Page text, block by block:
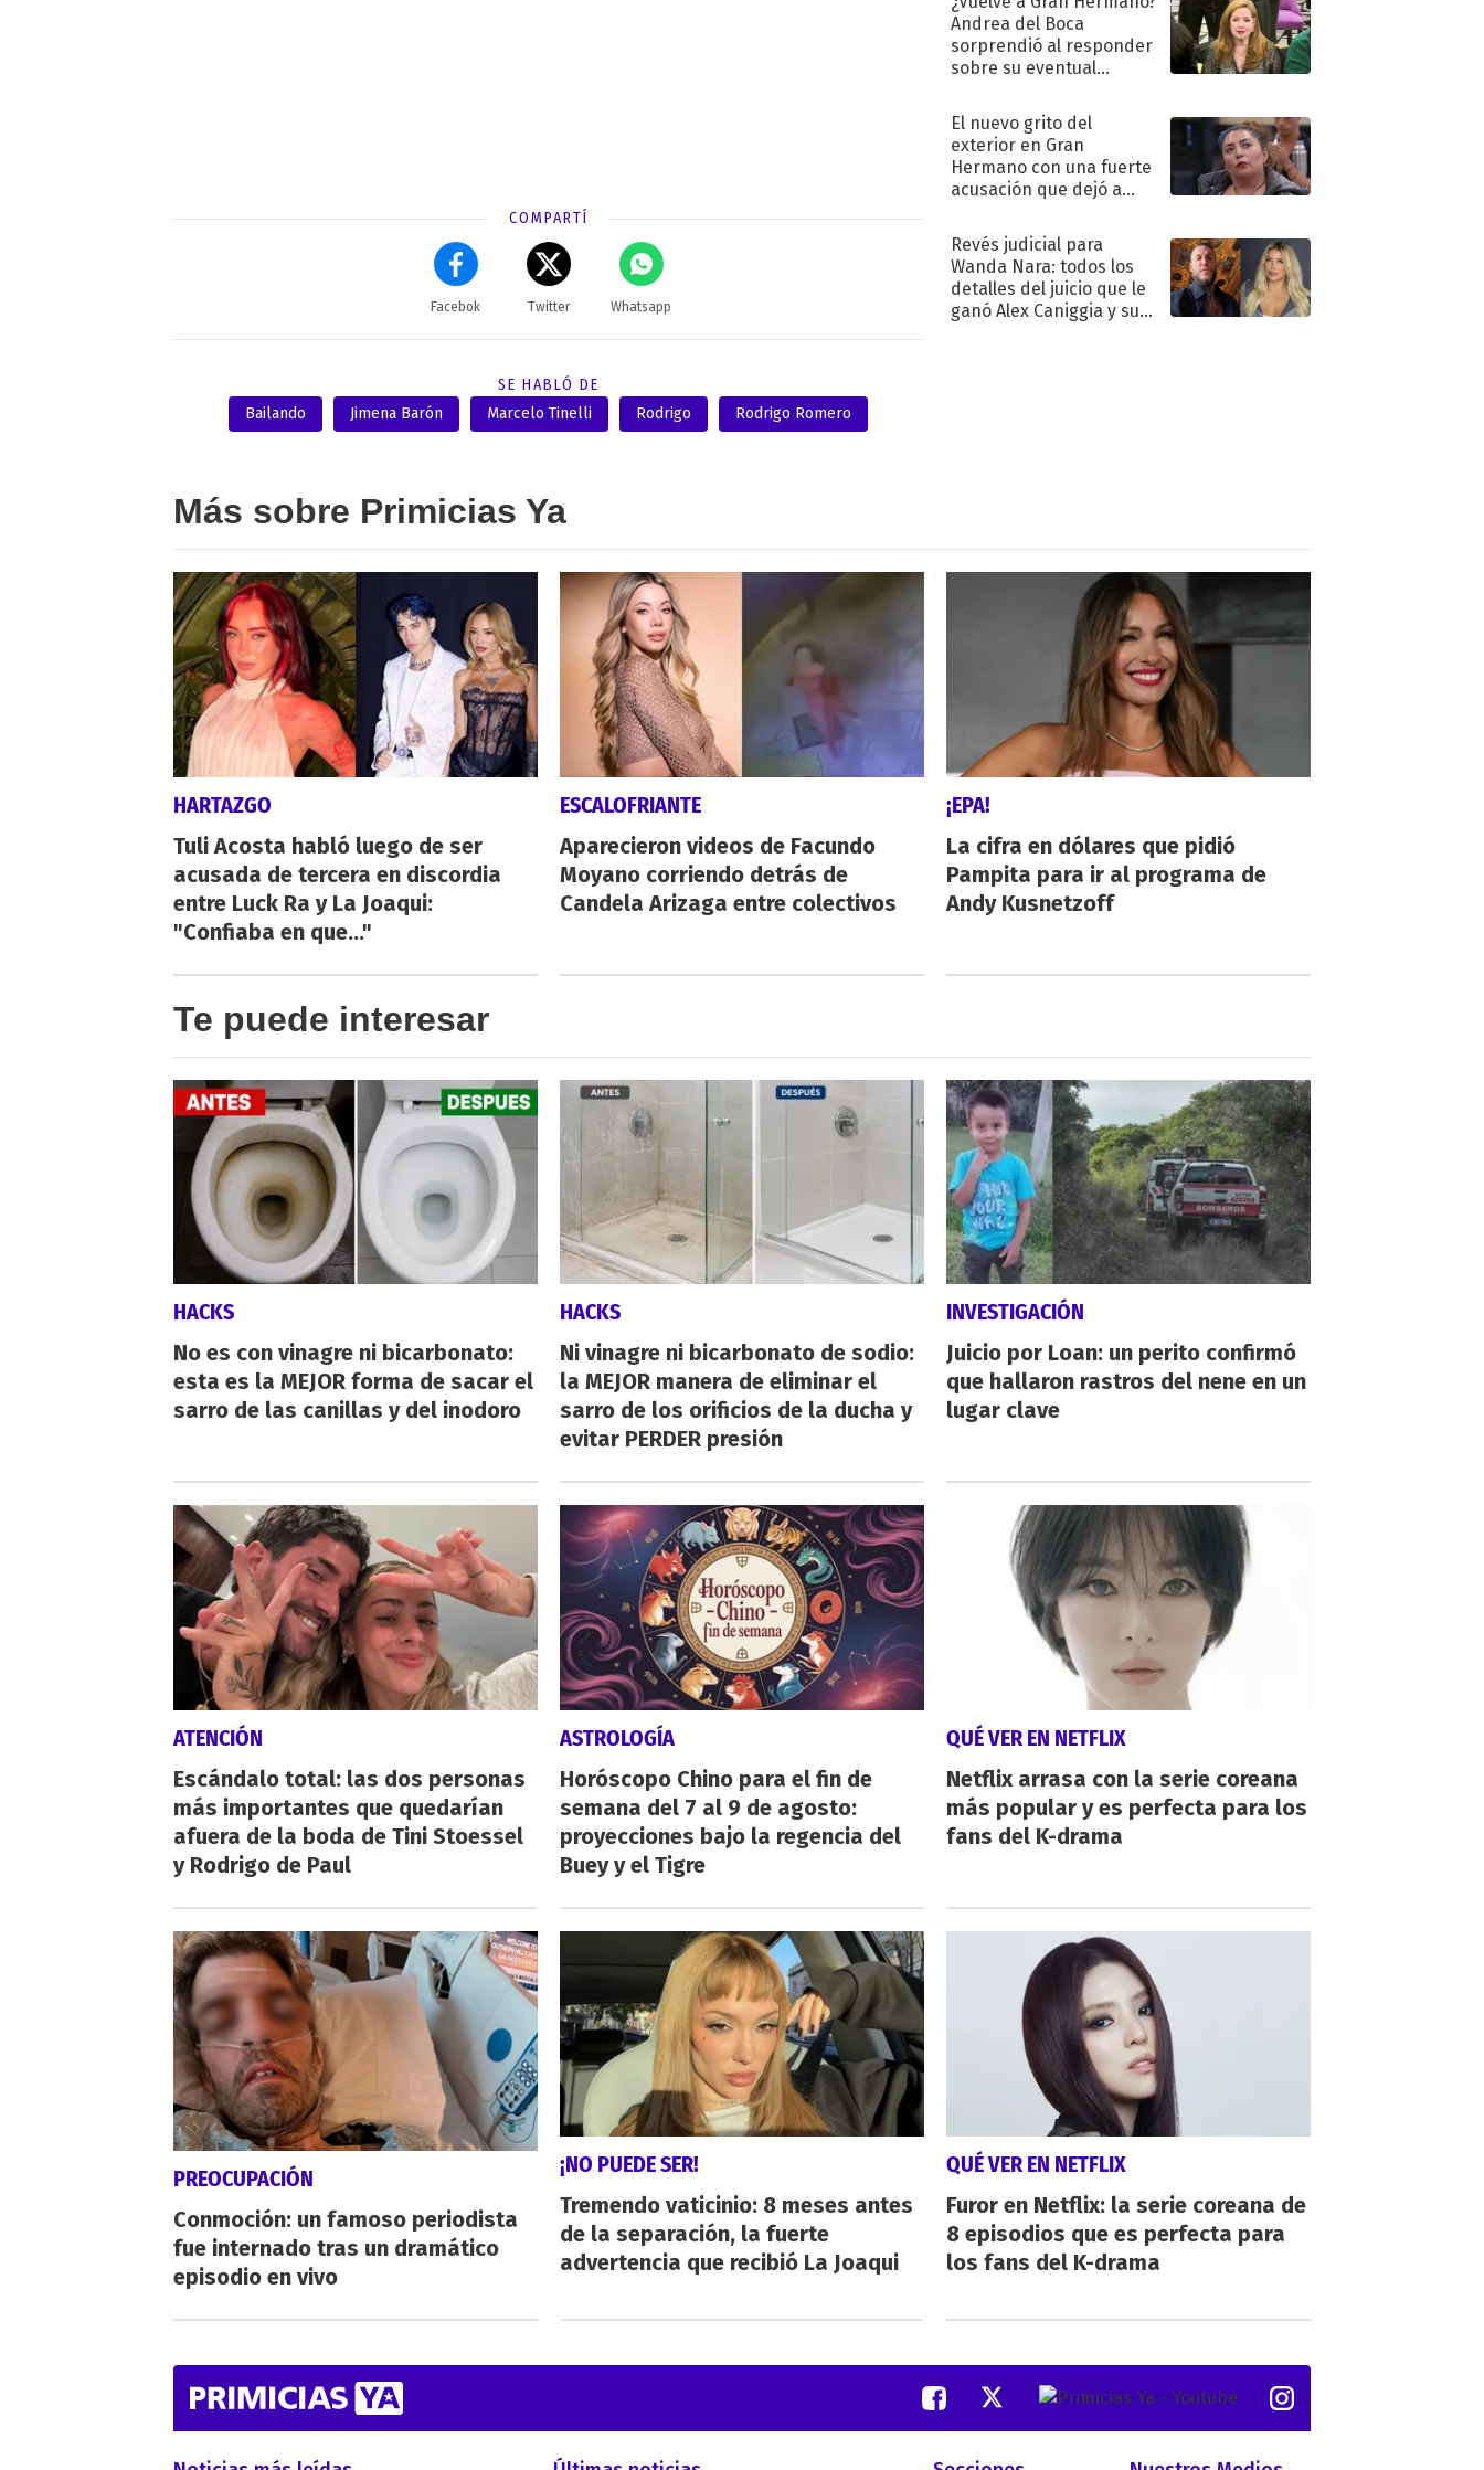
COMPARTÍ
Facebok Twitter Whatsapp
SE HABLÓ DE
Bailando
Jimena Barón Marcelo Tinelli Rodrigo Rodrigo Romero
Andrea del Boca
sorprendió al responder
sobre su eventual
El nuevo grito del
exterior en Gran
Hermano con una fuerte
acusación que dejó a
"Traidora"
Revés judicial para
Wanda Nara: todos los
detalles del juicio que le
ganó Alex Caniggia y sus
Más sobre Primicias Ya
HARTAZGO
Tuli Acosta habló luego de ser
acusada de tercera en discordia
entre Luck Ra y La Joaqui:
"Confiaba en que..."
ESCALOFRIANTE
Aparecieron videos de Facundo
Moyano corriendo detrás de
Candela Arizaga entre colectivos
¡EPA!
La cifra en dólares que pidió
Pampita para ir al programa de
Andy Kusnetzoff
Te puede interesar
HACKS
No es con vinagre ni bicarbonato:
esta es la MEJOR forma de sacar el
sarro de las canillas y del inodoro
HACKS
Ni vinagre ni bicarbonato de sodio:
la MEJOR manera de eliminar el
sarro de los orificios de la ducha y
evitar PERDER presión
INVESTIGACIÓN
Juicio por Loan: un perito confirmó
que hallaron rastros del nene en un
lugar clave
ATENCIÓN
Escándalo total: las dos personas
más importantes que quedarían
afuera de la boda de Tini Stoessel
y Rodrigo de Paul
ASTROLOGÍA
Horóscopo Chino para el fin de
semana del 7 al 9 de agosto:
proyecciones bajo la regencia del
Buey y el Tigre
QUÉ VER EN NETFLIX
Netflix arrasa con la serie coreana
más popular y es perfecta para los
fans del K-drama
PREOCUPACIÓN
Conmoción: un famoso periodista
fue internado tras un dramático
episodio en vivo
¡NO PUEDE SER!
Tremendo vaticinio: 8 meses antes
de la separación, la fuerte
advertencia que recibió La Joaqui
QUÉ VER EN NETFLIX
Furor en Netflix: la serie coreana de
8 episodios que es perfecta para
los fans del K-drama